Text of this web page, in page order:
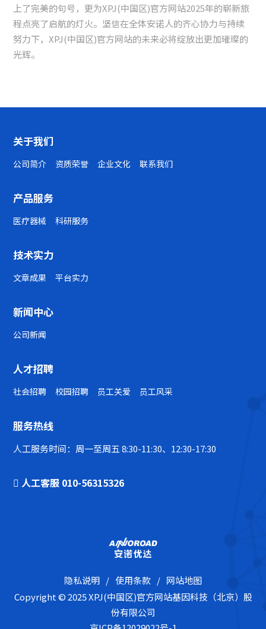
上了完美的句号，更为XPJ(中国区)官方网站2025年的崭新旅
程点亮了启航的灯火。坚信在全体安诺人的齐心协力与持续
努力下，XPJ(中国区)官方网站的未来必将绽放出更加璀璨的
光辉。
关于我们
公司简介 资质荣誉 企业文化 联系我们
产品服务
医疗器械 科研服务
技术实力
文章成果 平台实力
新闻中心
公司新闻
人才招聘
社会招聘 校园招聘 员工关爱 员工风采
服务热线
人工服务时间：周一至周五 8:30-11:30、12:30-17:30
人工客服 010-56315326
隐私说明 / 使用条款 / 网站地图
Copyright © 2025 XPJ(中国区)官方网站基因科技（北京）股
份有限公司